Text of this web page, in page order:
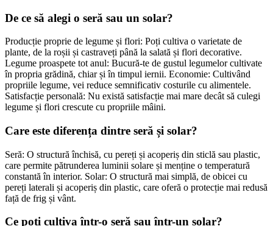
De ce să alegi o seră sau un solar?
Producție proprie de legume și flori: Poți cultiva o varietate de
plante, de la roșii și castraveți până la salată și flori decorative.
Legume proaspete tot anul: Bucură-te de gustul legumelor cultivate
în propria grădină, chiar și în timpul iernii. Economie: Cultivând
propriile legume, vei reduce semnificativ costurile cu alimentele.
Satisfacție personală: Nu există satisfacție mai mare decât să culegi
legume și flori crescute cu propriile mâini.
Care este diferența dintre seră și solar?
Seră: O structură închisă, cu pereți și acoperiș din sticlă sau plastic,
care permite pătrunderea luminii solare și menține o temperatură
constantă în interior. Solar: O structură mai simplă, de obicei cu
pereți laterali și acoperiș din plastic, care oferă o protecție mai redusă
față de frig și vânt.
Ce poți cultiva într-o seră sau într-un solar?